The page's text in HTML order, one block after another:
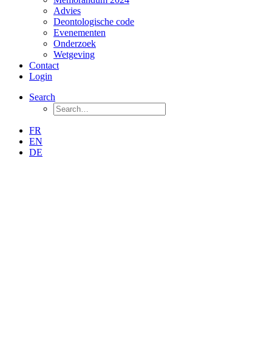
Advies
Deontologische code
Evenementen
Onderzoek
Wetgeving
Contact
Login
Search
FR
EN
DE